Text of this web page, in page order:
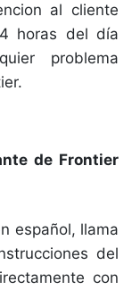
al cliente
horas del día
problema
de Frontier
español, llama
del
con